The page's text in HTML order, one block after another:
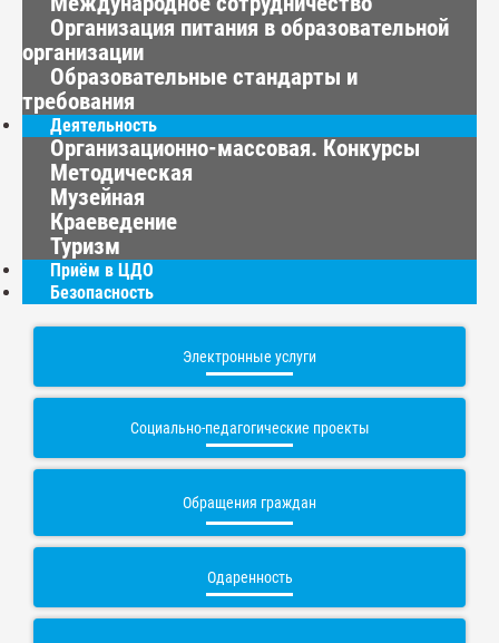
Организация питания в образовательной
организации
Образовательные стандарты и
требования
Деятельность
Организационно-массовая. Конкурсы
Методическая
Музейная
Краеведение
Туризм
Приём в ЦДО
Безопасность
Электронные услуги
Социально-педагогические проекты
Обращения граждан
Одаренность